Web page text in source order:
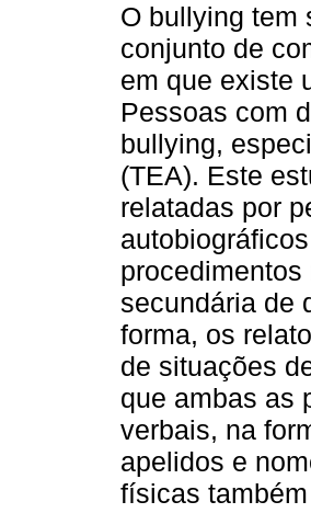
O bullying tem
conjunto de
em que existe
Pessoas com
bullying,
(TEA). Este
relatadas por
secundária de
forma, os
de situações
que ambas as
verbais, na
apelidos e
físicas